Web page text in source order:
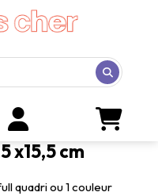
x15,5 cm
quadri ou 1 couleur